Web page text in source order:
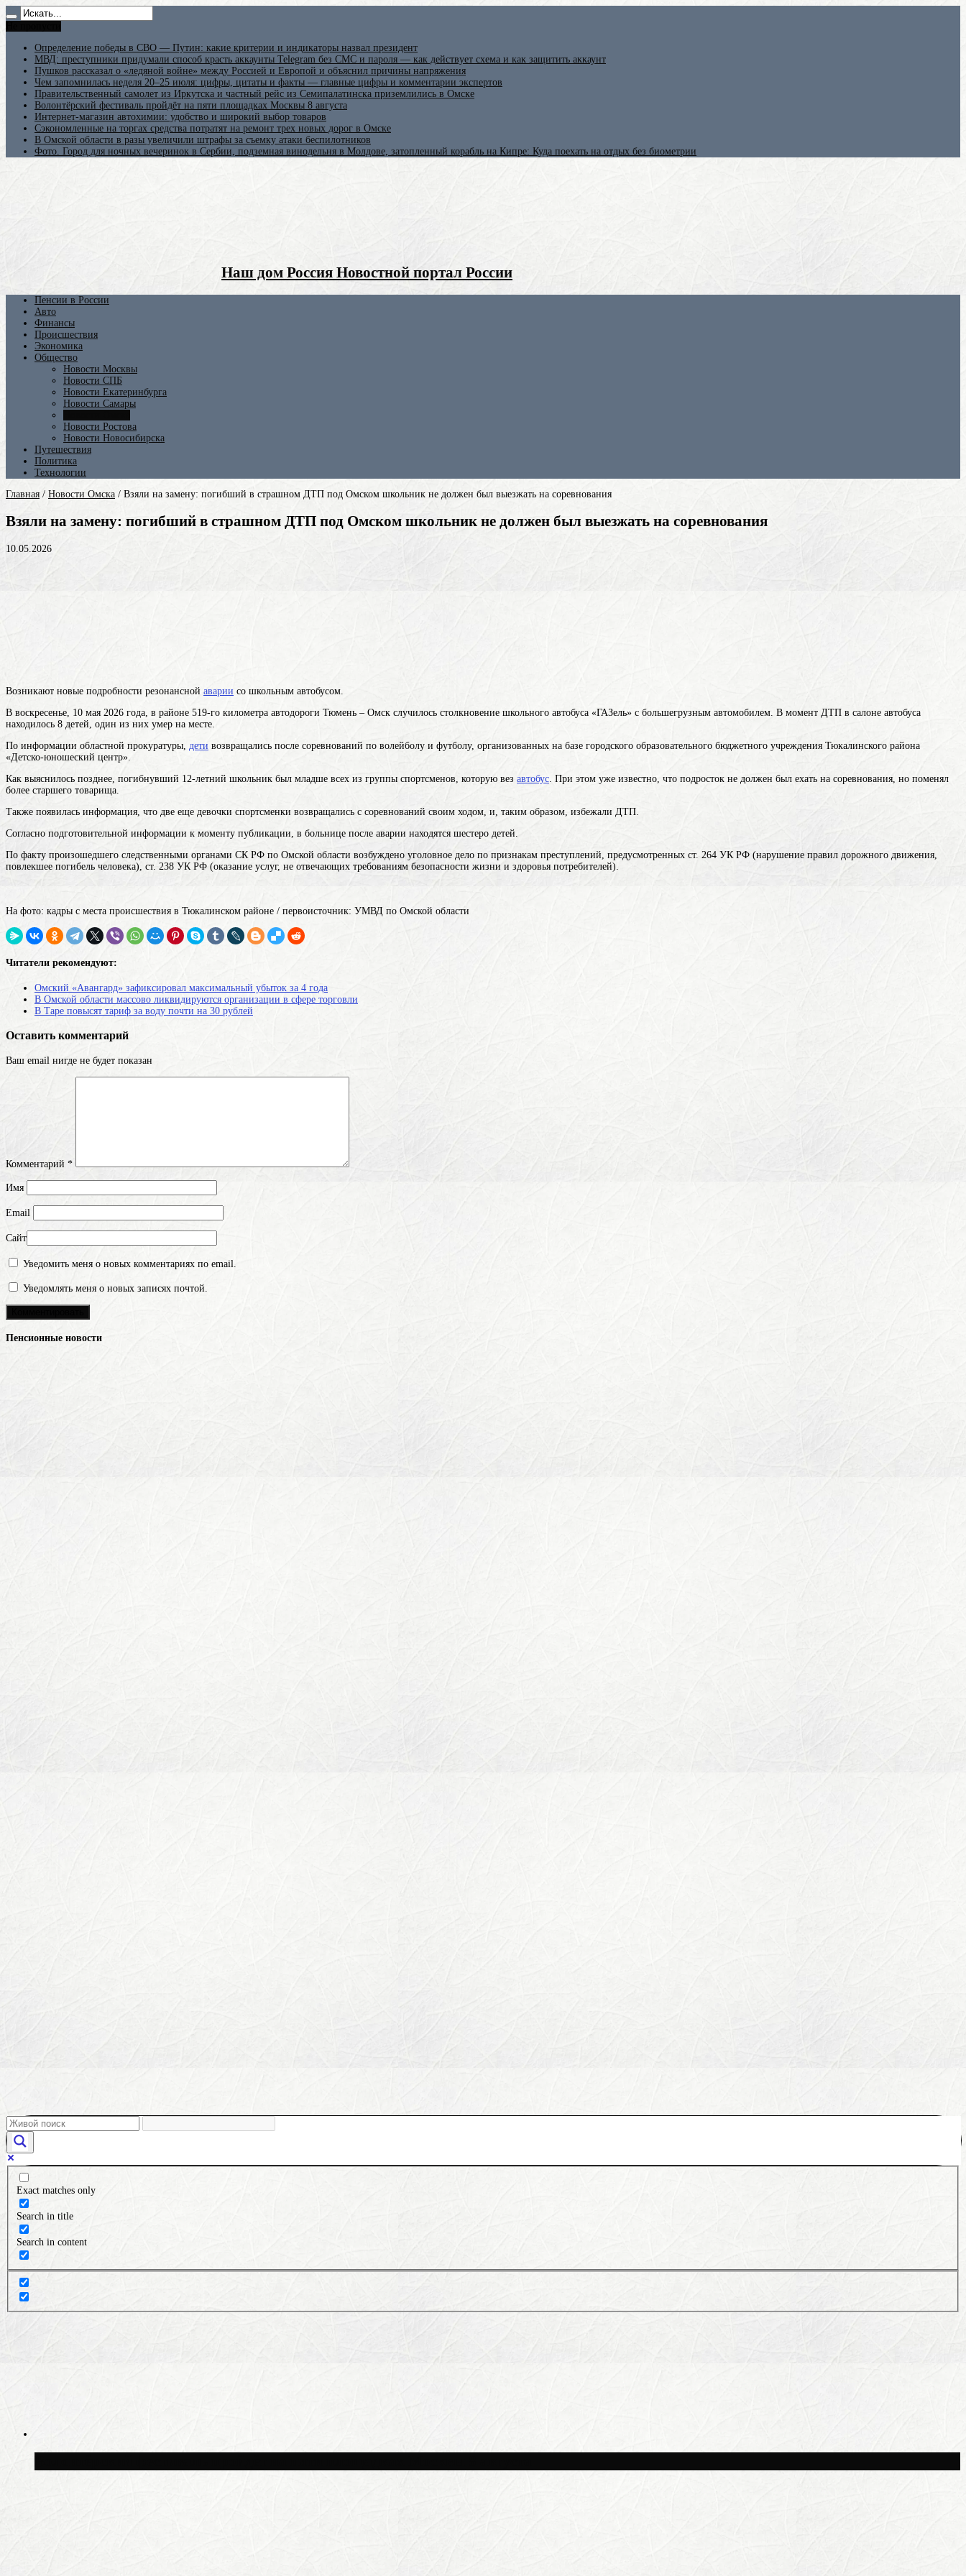
Определение победы в СВО — Путин: какие критерии и индикаторы назвал президент
МВД: преступники придумали способ красть аккаунты Telegram без СМС и пароля — как действует схема и как защитить аккаунт
Пушков рассказал о «ледяной войне» между Россией и Европой и объяснил причины напряжения
Чем запомнилась неделя 20–25 июля: цифры, цитаты и факты — главные цифры и комментарии экспертов
Правительственный самолет из Иркутска и частный рейс из Семипалатинска приземлились в Омске
Волонтёрский фестиваль пройдёт на пяти площадках Москвы 8 августа
Интернет-магазин автохимии: удобство и широкий выбор товаров
Сэкономленные на торгах средства потратят на ремонт трех новых дорог в Омске
В Омской области в разы увеличили штрафы за съемку атаки беспилотников
Фото. Город для ночных вечеринок в Сербии, подземная винодельня в Молдове, затопленный корабль на Кипре: Куда поехать на отдых без биометрии
Наш дом Россия Новостной портал России
Пенсии в России
Авто
Финансы
Происшествия
Экономика
Общество
Новости Москвы
Новости СПБ
Новости Екатеринбурга
Новости Самары
Новости Ростова
Новости Новосибирска
Путешествия
Политика
Технологии
Главная / Новости Омска / Взяли на замену: погибший в страшном ДТП под Омском школьник не должен был выезжать на соревнования
Взяли на замену: погибший в страшном ДТП под Омском школьник не должен был выезжать на соревнования
10.05.2026
Возникают новые подробности резонансной аварии со школьным автобусом.
В воскресенье, 10 мая 2026 года, в районе 519-го километра автодороги Тюмень – Омск случилось столкновение школьного автобуса «ГАЗель» с большегрузным автомобилем. В момент ДТП в салоне автобуса
находилось 8 детей, один из них умер на месте.
По информации областной прокуратуры, дети возвращались после соревнований по волейболу и футболу, организованных на базе городского образовательного бюджетного учреждения Тюкалинского района
«Детско-юношеский центр».
Как выяснилось позднее, погибнувший 12-летний школьник был младше всех из группы спортсменов, которую вез автобус . При этом уже известно, что подросток не должен был ехать на соревнования, но поменял
более старшего товарища.
Также появилась информация, что две еще девочки спортсменки возвращались с соревнований своим ходом, и, таким образом, избежали ДТП.
Согласно подготовительной информации к моменту публикации, в больнице после аварии находятся шестеро детей.
По факту произошедшего следственными органами СК РФ по Омской области возбуждено уголовное дело по признакам преступлений, предусмотренных ст. 264 УК РФ (нарушение правил дорожного движения,
повлекшее погибель человека), ст. 238 УК РФ (оказание услуг, не отвечающих требованиям безопасности жизни и здоровья потребителей).
На фото: кадры с места происшествия в Тюкалинском районе / первоисточник: УМВД по Омской области
Читатели рекомендуют:
Омский «Авангард» зафиксировал максимальный убыток за 4 года
В Омской области массово ликвидируются организации в сфере торговли
В Таре повысят тариф за воду почти на 30 рублей
Оставить комментарий
Ваш email нигде не будет показан
Комментарий *
Имя
Email
Сайт
Уведомить меня о новых комментариях по email.
Уведомлять меня о новых записях почтой.
Пенсионные новости
Exact matches only
Search in title
Search in content